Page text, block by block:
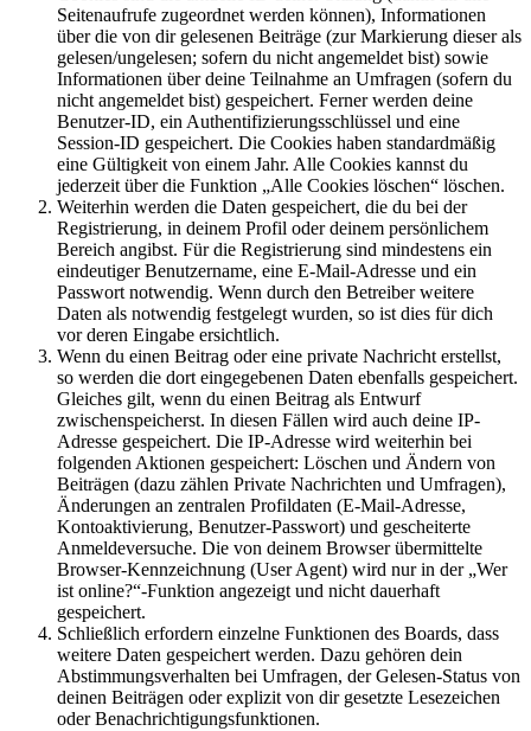
Seitenaufrufe zugeordnet werden können), Informationen
über die von dir gelesenen Beiträge (zur Markierung dieser als
gelesen/ungelesen; sofern du nicht angemeldet bist) sowie
Informationen über deine Teilnahme an Umfragen (sofern du
nicht angemeldet bist) gespeichert. Ferner werden deine
Benutzer-ID, ein Authentifizierungsschlüssel und eine
Session-ID gespeichert. Die Cookies haben standardmäßig
eine Gültigkeit von einem Jahr. Alle Cookies kannst du
jederzeit über die Funktion „Alle Cookies löschen“ löschen.
Weiterhin werden die Daten gespeichert, die du bei der
Registrierung, in deinem Profil oder deinem persönlichem
Bereich angibst. Für die Registrierung sind mindestens ein
eindeutiger Benutzername, eine E-Mail-Adresse und ein
Passwort notwendig. Wenn durch den Betreiber weitere
Daten als notwendig festgelegt wurden, so ist dies für dich
vor deren Eingabe ersichtlich.
Wenn du einen Beitrag oder eine private Nachricht erstellst,
so werden die dort eingegebenen Daten ebenfalls gespeichert.
Gleiches gilt, wenn du einen Beitrag als Entwurf
zwischenspeicherst. In diesen Fällen wird auch deine IP-
Adresse gespeichert. Die IP-Adresse wird weiterhin bei
folgenden Aktionen gespeichert: Löschen und Ändern von
Beiträgen (dazu zählen Private Nachrichten und Umfragen),
Änderungen an zentralen Profildaten (E-Mail-Adresse,
Kontoaktivierung, Benutzer-Passwort) und gescheiterte
Anmeldeversuche. Die von deinem Browser übermittelte
Browser-Kennzeichnung (User Agent) wird nur in der „Wer
ist online?“-Funktion angezeigt und nicht dauerhaft
gespeichert.
Schließlich erfordern einzelne Funktionen des Boards, dass
weitere Daten gespeichert werden. Dazu gehören dein
Abstimmungsverhalten bei Umfragen, der Gelesen-Status von
deinen Beiträgen oder explizit von dir gesetzte Lesezeichen
oder Benachrichtigungsfunktionen.